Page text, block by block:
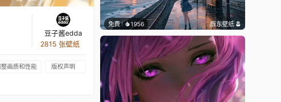
豆子酱edda
2815 张壁纸
画质和性能 版权声明
免费 1956 辰东壁纸